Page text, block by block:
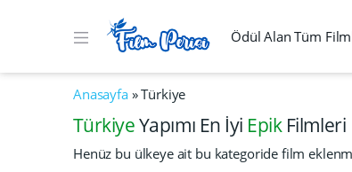
Ödül Alan Tüm
Anasayfa»Türkiye
TürkiyeYapımı En İyi Epik Filmleri
Henüz bu ülkeye ait bu kategoride film